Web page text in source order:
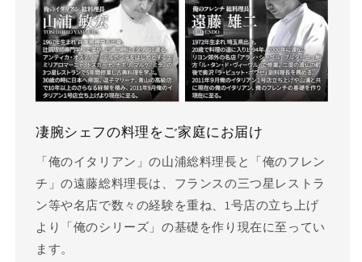
凄腕シェフの料理をご家庭にお届け
「俺のイタリアン」の山浦総料理長と「俺のフレン
チ」の遠藤総料理長は、フランスの三つ星レストラ
ン等や名店で数々の経験を重ね、1号店の立ち上げ
より「俺のシリーズ」の基礎を作り現在に至ってい
ます。